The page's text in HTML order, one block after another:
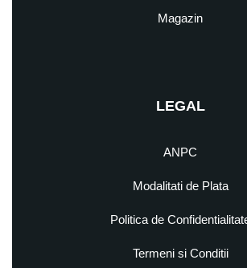
Magazin
LEGAL
ANPC
Modalitati de Plata
Politica de
Termeni si Conditii